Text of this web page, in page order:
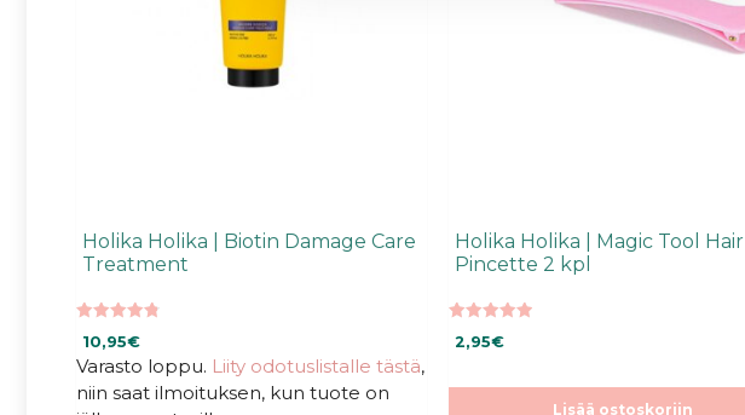
Holika Holika | Biotin Damage Care
Treatment
5:stä
10,95€
Varasto loppu. Liity odotuslistalle tästä,
niin saat ilmoituksen, kun tuote on
Holika Holika | Magic Tool Hair
Pincette 2 kpl
5:stä
2,95€
Lisää ostoskoriin